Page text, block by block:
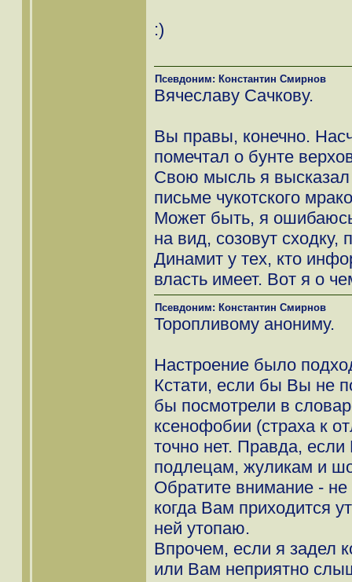
:)
Псевдоним: Константин Смирнов
Вячеславу Сачкову.
Вы правы, конечно.
помечтал о бунте
Свою мысль я высказал
письме чукотского
Может быть, я
на вид, созовут сходку,
Динамит у тех, кто
власть имеет. Вот я о
Псевдоним: Константин Смирнов
Торопливому анониму.
Настроение было
Кстати, если бы Вы не
бы посмотрели в
ксенофобии (страха к
точно нет. Правда,
подлецам, жуликам и
Обратите внимание -
когда Вам приходится
ней утопаю.
Впрочем, если я задел
или Вам неприятно